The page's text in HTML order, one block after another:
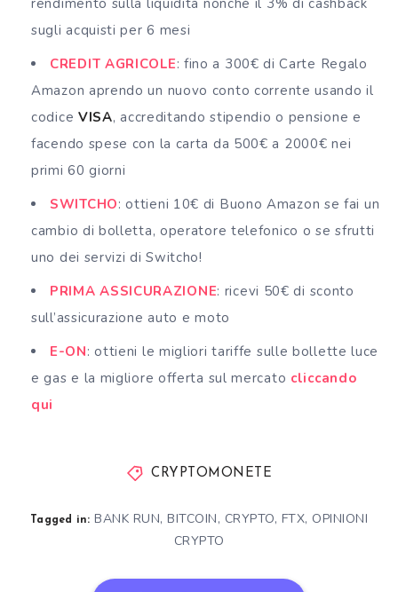
rendimento sulla liquidità nonché il 3% di cashback
sugli acquisti per 6 mesi
CREDIT AGRICOLE: fino a 300€ di Carte Regalo
Amazon aprendo un nuovo conto corrente usando il
codice VISA, accreditando stipendio o pensione e
facendo spese con la carta da 500€ a 2000€ nei
primi 60 giorni
SWITCHO: ottieni 10€ di Buono Amazon se fai un
cambio di bolletta, operatore telefonico o se sfrutti
uno dei servizi di Switcho!
PRIMA ASSICURAZIONE: ricevi 50€ di sconto
sull’assicurazione auto e moto
E-ON: ottieni le migliori tariffe sulle bollette luce
e gas e la migliore offerta sul mercato cliccando
qui
CRYPTOMONETE
Tagged in: BANK RUN, BITCOIN, CRYPTO, FTX, OPINIONI
CRYPTO